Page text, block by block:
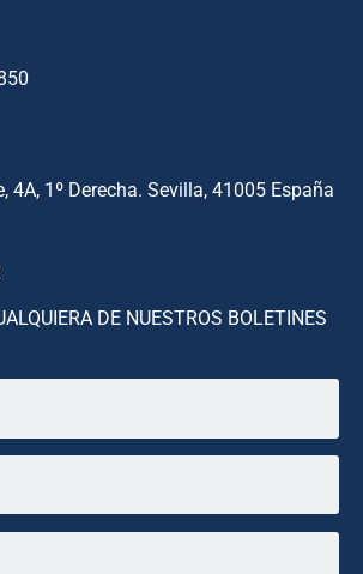
4A, 1º Derecha. Sevilla, 41005 España
DE NUESTROS BOLETINES